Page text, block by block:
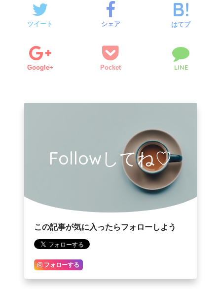
ツイート シェア はてブ
Google+ Pocket LINE
Followしてね♡
この記事が気に入ったらフォローしよう
フォローする